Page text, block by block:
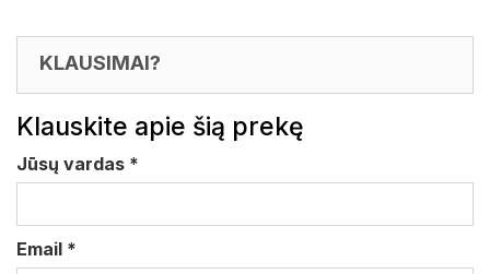
KLAUSIMAI?
Klauskite apie šią prekę
Jūsų vardas *
Email *